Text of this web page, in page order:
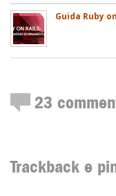
Guida Ruby
23
Trackback e